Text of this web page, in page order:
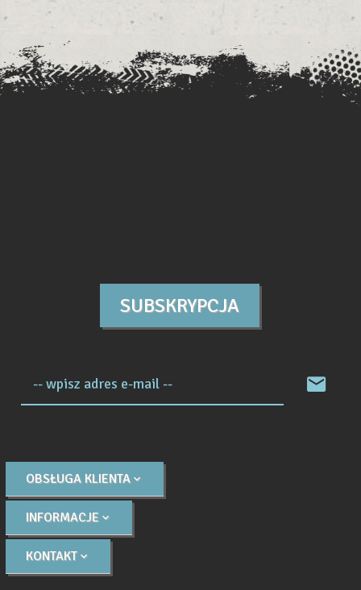
SUBSKRYPCJA
-- wpisz adres e-mail --
OBSŁUGA KLIENTA
INFORMACJE
KONTAKT